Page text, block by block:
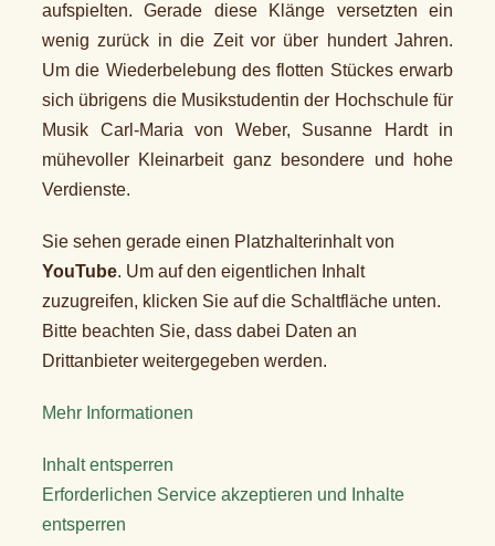
aufspielten. Gerade diese Klänge versetzten ein
wenig zurück in die Zeit vor über hundert Jahren.
Um die Wiederbelebung des flotten Stückes erwarb
sich übrigens die Musikstudentin der Hochschule für
Musik Carl-Maria von Weber, Susanne Hardt in
mühevoller Kleinarbeit ganz besondere und hohe
Verdienste.
Sie sehen gerade einen Platzhalterinhalt von
YouTube. Um auf den eigentlichen Inhalt
zuzugreifen, klicken Sie auf die Schaltfläche unten.
Bitte beachten Sie, dass dabei Daten an
Drittanbieter weitergegeben werden.
Mehr Informationen
Inhalt entsperren
Erforderlichen Service akzeptieren und Inhalte
entsperren